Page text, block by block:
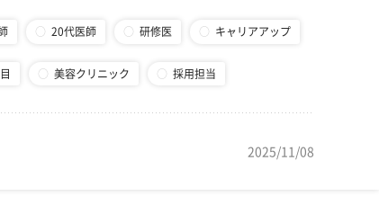
20代医師 研修医 キャリアアップ
美容クリニック 採用担当
2025/11/08